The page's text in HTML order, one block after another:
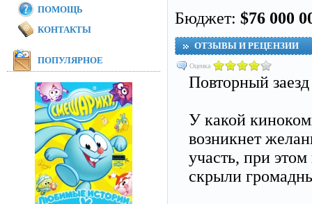
Бюджет: $76 000
ОТЗЫВЫ И РЕЦЕНЗИИ
Оценка
Повторный заезд
У какой
возникнет
участь, при
скрыли
ПОМОЩЬ
КОНТАКТЫ
ПОПУЛЯРНОЕ